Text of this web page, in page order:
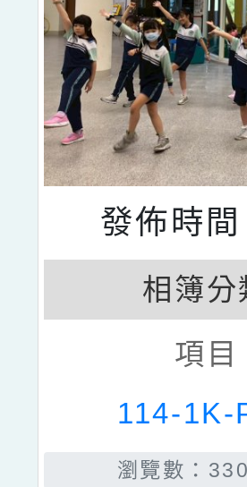
發佈時
相簿分
項目
114-1K-
瀏覽數：330